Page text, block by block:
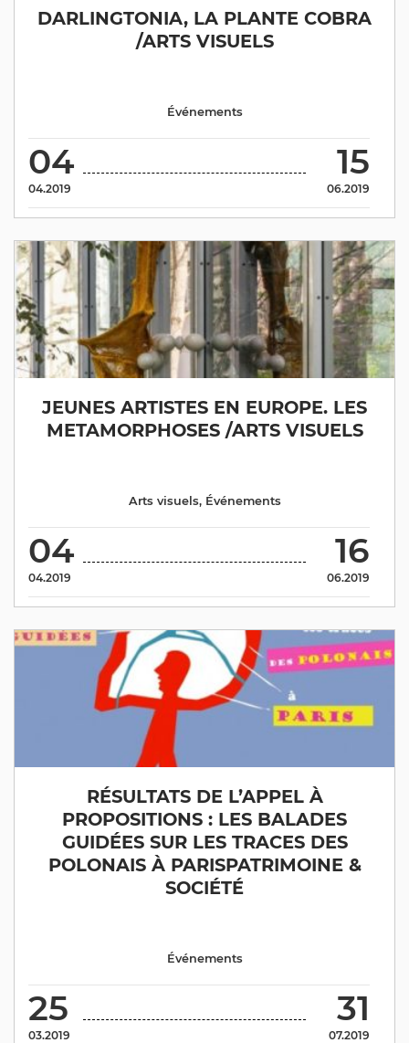
DARLINGTONIA, LA PLANTE COBRA
/ARTS VISUELS
04
04.2019
15
06.2019
Événements
JEUNES ARTISTES EN EUROPE. LES
METAMORPHOSES /ARTS VISUELS
04
04.2019
16
06.2019
Arts visuels, Événements
RÉSULTATS DE L’APPEL À
PROPOSITIONS : LES BALADES
GUIDÉES SUR LES TRACES DES
POLONAIS À PARISPATRIMOINE &
SOCIÉTÉ
25
03.2019
31
07.2019
Événements